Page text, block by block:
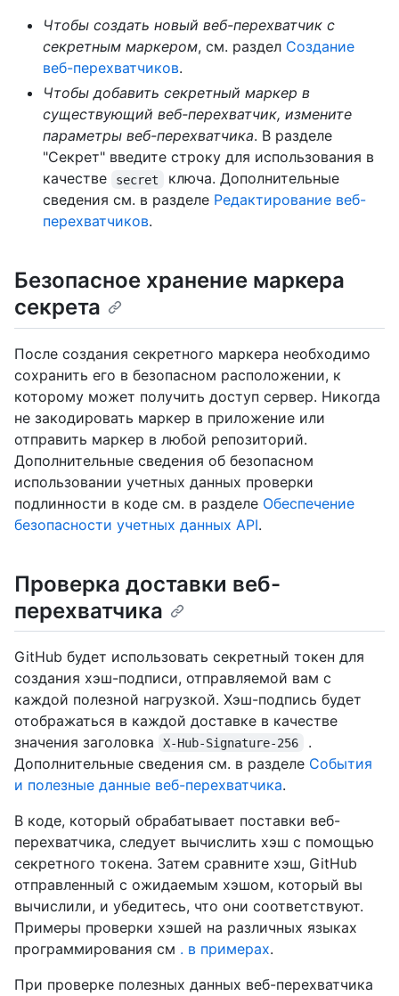
Чтобы создать новый веб-перехватчик с
секретным маркером, см. раздел Создание
веб-перехватчиков.
Чтобы добавить секретный маркер в
существующий веб-перехватчик, измените
параметры веб-перехватчика. В разделе
"Секрет" введите строку для использования в
качестве
secret
ключа. Дополнительные
сведения см. в разделе Редактирование веб-
перехватчиков.
Безопасное хранение маркера
секрета
После создания секретного маркера необходимо
сохранить его в безопасном расположении, к
которому может получить доступ сервер. Никогда
не закодировать маркер в приложение или
отправить маркер в любой репозиторий.
Дополнительные сведения об безопасном
использовании учетных данных проверки
подлинности в коде см. в разделе Обеспечение
безопасности учетных данных API.
Проверка доставки веб-
перехватчика
GitHub будет использовать секретный токен для
создания хэш-подписи, отправляемой вам с
каждой полезной нагрузкой. Хэш-подпись будет
отображаться в каждой доставке в качестве
значения заголовка
X-Hub-Signature-256
.
Дополнительные сведения см. в разделе События
и полезные данные веб-перехватчика.
В коде, который обрабатывает поставки веб-
перехватчика, следует вычислить хэш с помощью
секретного токена. Затем сравните хэш, GitHub
отправленный с ожидаемым хэшом, который вы
вычислили, и убедитесь, что они соответствуют.
Примеры проверки хэшей на различных языках
программирования см . в примерах.
При проверке полезных данных веб-перехватчика